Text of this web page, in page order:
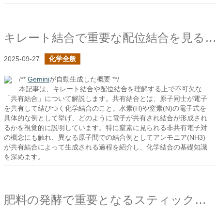
キレート結合で重要な配位結合を見る前に共有結合を整理する
2025-09-27 化学全般
/** Geminiが自動生成した概要 **/
本記事は、キレート結合や配位結合を理解する上で不可欠な
「共有結合」について解説します。共有結合とは、原子同士が電子
を共有して結びつく化学結合のこと。水素(H)や窒素(N)の電子式を
具体的な例として挙げ、どのように電子が共有され結合が形成され
るかを視覚的に説明しています。特に窒素に見られる非共有電子対
の概念にも触れ、異なる原子間での結合例としてアンモニア(NH3)
が共有結合によって生成される過程を紹介し、化学結合の基礎知識
を深めます。
肥料の発酵で重要となるスティックランド反応